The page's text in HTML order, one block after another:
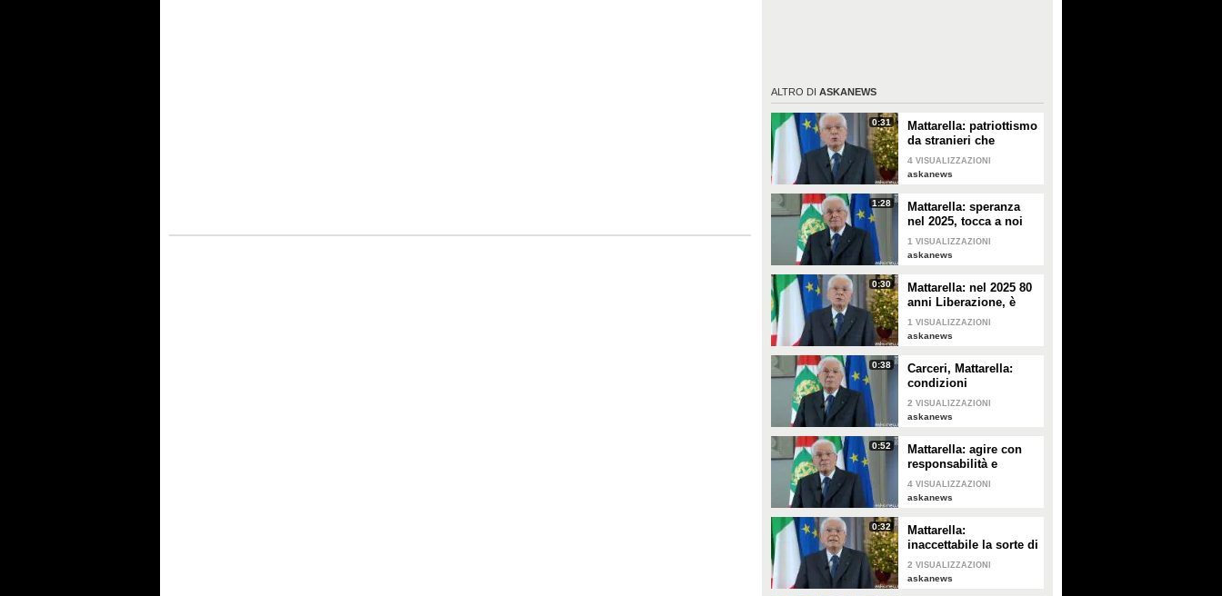
ALTRO DI ASKANEWS
0:31
Mattarella: patriottismo
da stranieri che
rispettano valori
Costituzione
4 VISUALIZZAZIONI
askanews
1:28
Mattarella: speranza
nel 2025, tocca a noi
tradurla in realtà
1 VISUALIZZAZIONI
askanews
0:30
Mattarella: nel 2025 80
anni Liberazione, è
fondamento
Repubblica
1 VISUALIZZAZIONI
askanews
0:38
Carceri, Mattarella:
condizioni
inammissibili,
osservare Costituzione
2 VISUALIZZAZIONI
askanews
0:52
Mattarella: agire con
responsabilità e
severità per sicurezza
lavoro
4 VISUALIZZAZIONI
askanews
0:32
Mattarella:
inaccettabile la sorte di
Cecchettin, basta
donne vittime
2 VISUALIZZAZIONI
askanews